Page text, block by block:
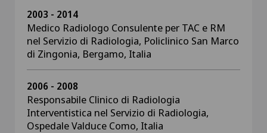
2003 - 2014
Medico Radiologo Consulente per TAC e RM
nel Servizio di Radiologia, Policlinico San Marco
di Zingonia, Bergamo, Italia
2006 - 2008
Responsabile Clinico di Radiologia
Interventistica nel Servizio di Radiologia,
Ospedale Valduce Como, Italia